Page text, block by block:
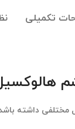
تکمیلی
داشته